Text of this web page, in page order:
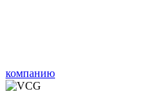
компанию